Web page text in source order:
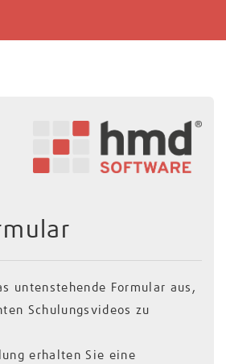
untenstehende Formular aus,
Schulungsvideos zu
erhalten Sie eine